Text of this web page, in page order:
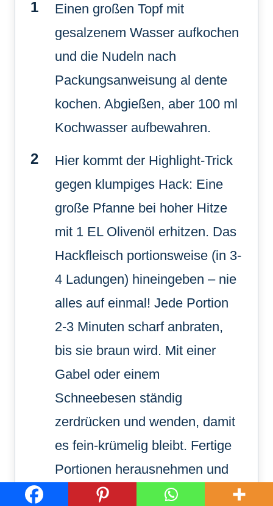
Einen großen Topf mit
gesalzenem Wasser aufkochen
und die Nudeln nach
Packungsanweisung al dente
kochen. Abgießen, aber 100 ml
Kochwasser aufbewahren.
Hier kommt der Highlight-Trick
gegen klumpiges Hack: Eine
große Pfanne bei hoher Hitze
mit 1 EL Olivenöl erhitzen. Das
Hackfleisch portionsweise (in 3-
4 Ladungen) hineingeben – nie
alles auf einmal! Jede Portion
2-3 Minuten scharf anbraten,
bis sie braun wird. Mit einer
Gabel oder einem
Schneebesen ständig
zerdrücken und wenden, damit
es fein-krümelig bleibt. Fertige
Portionen herausnehmen und
warm stellen. So entsteht keine